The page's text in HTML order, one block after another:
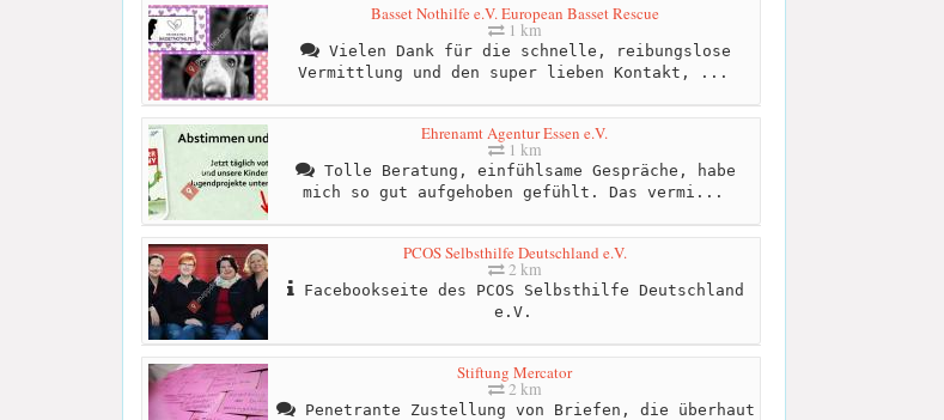
Basset Nothilfe e.V. European Basset Rescue
1 km
Vielen Dank für die schnelle, reibungslose
Vermittlung und den super lieben Kontakt, ...
Ehrenamt Agentur Essen e.V.
1 km
Tolle Beratung, einfühlsame Gespräche, habe
mich so gut aufgehoben gefühlt. Das vermi...
PCOS Selbsthilfe Deutschland e.V.
2 km
Facebookseite des PCOS Selbsthilfe Deutschland
e.V.
Stiftung Mercator
2 km
Penetrante Zustellung von Briefen, die überhaut